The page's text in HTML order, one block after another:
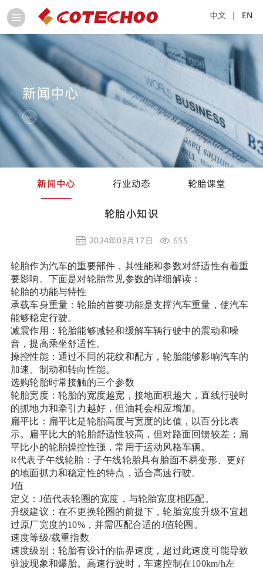
中文 | EN
新闻中心
新闻中心 行业动态 轮胎课堂
轮胎小知识
2024年08月17日 655
轮胎作为汽车的重要部件，其性能和参数对舒适性有着重
要影响。下面是对轮胎常见参数的详细解读：
轮胎的功能与特性
承载车身重量：轮胎的首要功能是支撑汽车重量，使汽车
能够稳定行驶。
减震作用：轮胎能够减轻和缓解车辆行驶中的震动和噪
音，提高乘坐舒适性。
操控性能：通过不同的花纹和配方，轮胎能够影响汽车的
加速、制动和转向性能。
选购轮胎时常接触的三个参数
轮胎宽度：轮胎的宽度越宽，接地面积越大，直线行驶时
的抓地力和牵引力越好，但油耗会相应增加。
扁平比：扁平比是轮胎高度与宽度的比值，以百分比表
示。扁平比大的轮胎舒适性较高，但对路面回馈较差；扁
平比小的轮胎操控性强，常用于运动风格车辆。
R代表子午线轮胎：子午线轮胎具有胎面不易变形、更好
的地面抓力和稳定性的特点，适合高速行驶。
J值
定义：J值代表轮圈的宽度，与轮胎宽度相匹配。
升级建议：在不更换轮圈的前提下，轮胎宽度升级不宜超
过原厂宽度的10%，并需匹配合适的J值轮圈。
速度等级/载重指数
速度级别：轮胎有设计的临界速度，超过此速度可能导致
驻波现象和爆胎。高速行驶时，车速控制在100km/h左